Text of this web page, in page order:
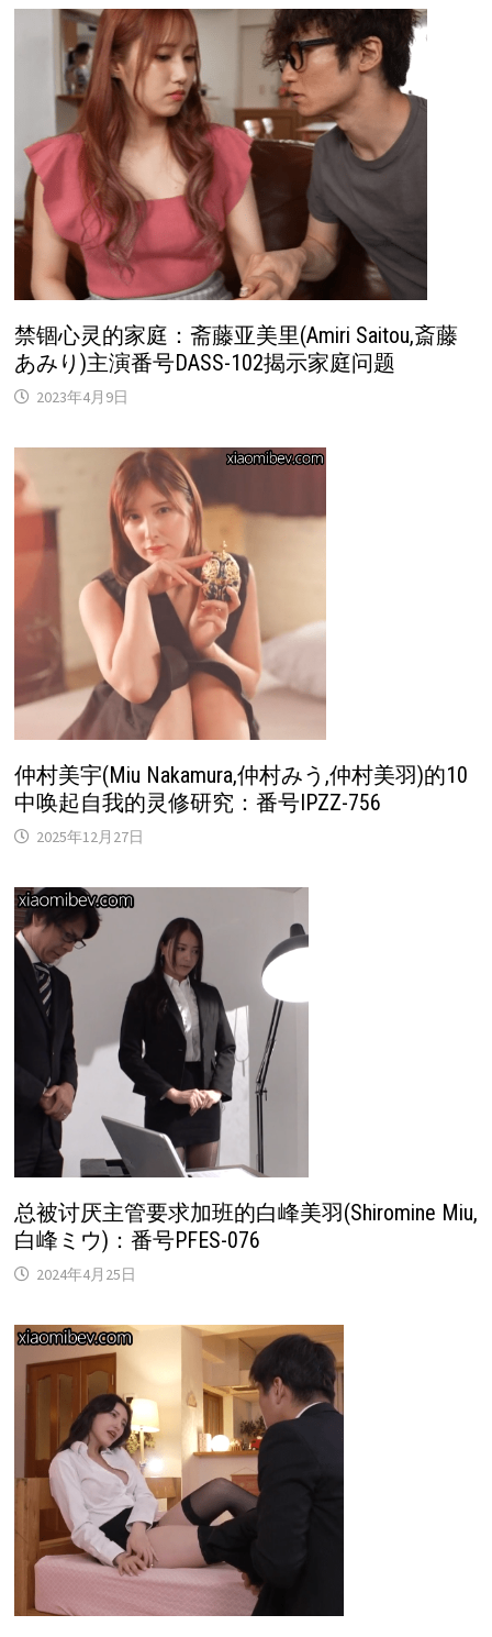
禁锢心灵的家庭：斋藤亚美里(Amiri Saitou,斎藤
あみり)主演番号DASS-102揭示家庭问题
2023年4月9日
仲村美宇(Miu Nakamura,仲村みう,仲村美羽)的10
中唤起自我的灵修研究：番号IPZZ-756
2025年12月27日
总被讨厌主管要求加班的白峰美羽(Shiromine Miu,
白峰ミウ)：番号PFES-076
2024年4月25日